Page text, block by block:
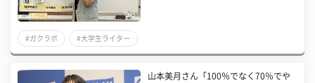
#ガクラボ #大学生ライター
山本美月さん「100％でなく70％でや